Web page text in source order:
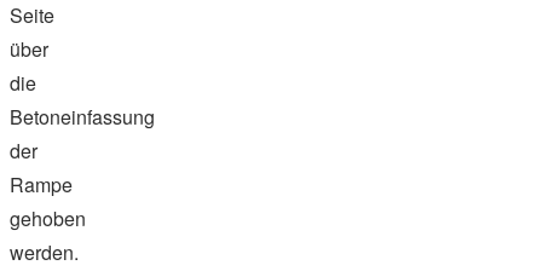
Seite
über
die
Betoneinfassung
der
Rampe
gehoben
werden.